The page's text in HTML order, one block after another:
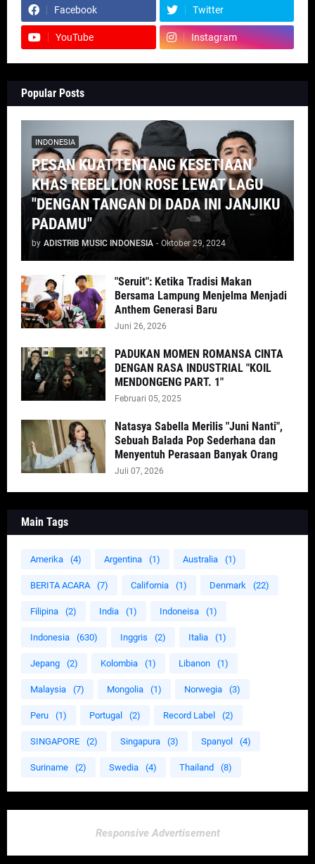
Facebook Twitter
YouTube Instagram
Popular Posts
INDONESIA
PESAN KUAT TENTANG KESETIAAN
KHAS REBELLION ROSE LEWAT LAGU
"DENGAN TANGAN DI DADA INI JANJIKU
PADAMU"
by ADISTRIB MUSIC INDONESIA - Oktober 29, 2024
"Seruit": Ketika Tradisi Makan
Bersama Lampung Menjelma Menjadi
Anthem Generasi Baru
Juni 26, 2026
PADUKAN MOMEN ROMANSA CINTA
DENGAN RASA INDUSTRIAL "KOIL
MENDONGENG PART. 1"
Februari 05, 2025
Natasya Sabella Merilis "Juni Nanti",
Sebuah Balada Pop Sederhana dan
Menyentuh Perasaan Banyak Orang
Juli 07, 2026
Main Tags
Amerika (4) Argentina (1) Australia (1)
BERITA ACARA (7) California (1) Denmark (22)
Filipina (2) India (1) Indoneisa (1)
Indonesia (630) Inggris (2) Italia (1)
Jepang (2) Kolombia (1) Libanon (1)
Malaysia (7) Mongolia (1) Norwegia (3)
Peru (1) Portugal (2) Record Label (2)
SINGAPORE (2) Singapura (3) Spanyol (4)
Suriname (2) Swedia (4) Thailand (8)
Responsive Advertisement